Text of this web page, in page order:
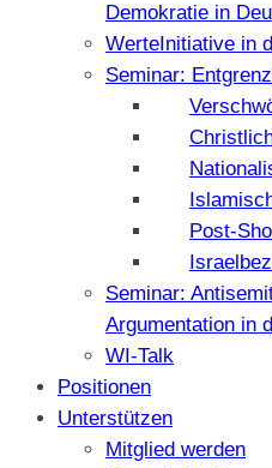
Demokratie in
WerteInitiative in
Seminar:
Post-
Seminar:
Argumentation in
WI-Talk
Positionen
Unterstützen
Mitglied werden